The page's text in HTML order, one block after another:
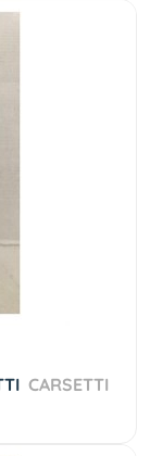
CARSETTI